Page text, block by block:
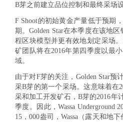
B芽之前建立品位控制和最终采场
F Shoot的初始黄金产量低于预期
期。Golden Star在本季度在该地
程区块模型并更有效地划定采场
矿团队将在2016年第四季度以最
域。
由于对F芽的关注，Golden Star预
采B芽的第一个采场。这意味着在
采和加工开发矿石，B芽的2016年
季度。因此，Wassa Underground
15，000盎司，Wassa（露天和地